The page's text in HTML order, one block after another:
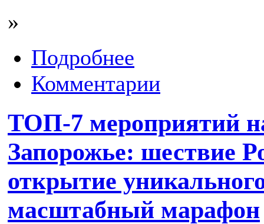
»
Подробнее
Комментарии
ТОП-7 мероприятий
Запорожье: шествие
открытие
масштабный марафон